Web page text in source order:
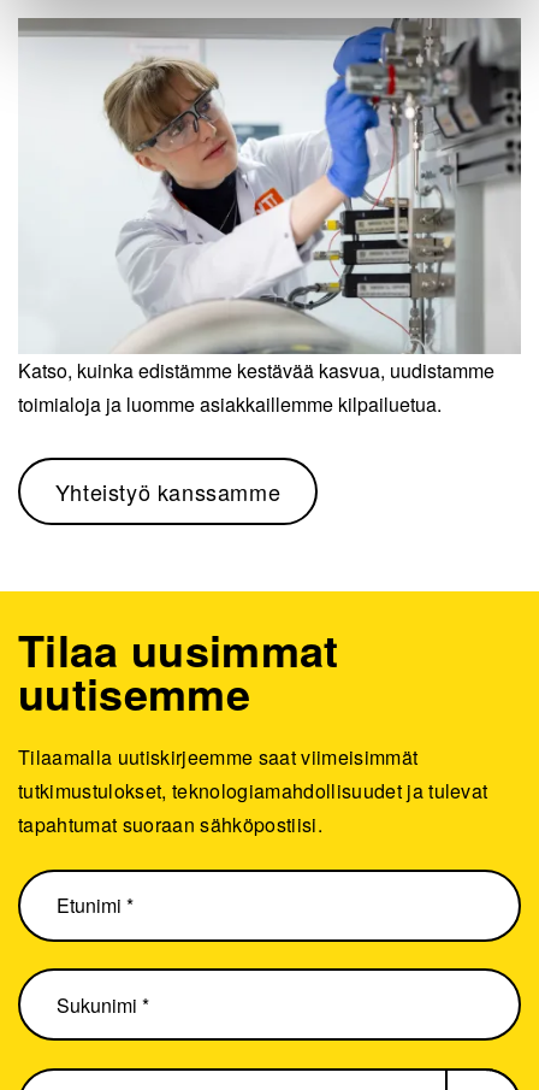
Katso, kuinka edistämme kestävää kasvua, uudistamme
toimialoja ja luomme asiakkaillemme kilpailuetua.
Yhteistyö kanssamme
Tilaa uusimmat
uutisemme
Tilaamalla uutiskirjeemme saat viimeisimmät
tutkimustulokset, teknologiamahdollisuudet ja tulevat
tapahtumat suoraan sähköpostiisi.